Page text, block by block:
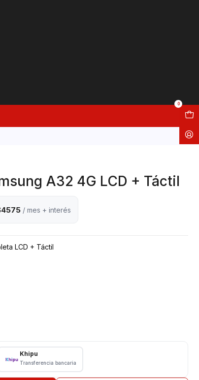
0
A32 4G LCD + Táctil
/ mes + interés
LCD + Táctil
Khipu
Transferencia bancaria